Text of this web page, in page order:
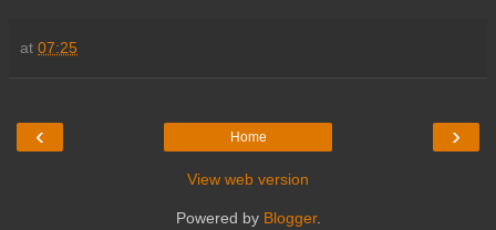
at 07:25
‹ ›
Home
View web version
Powered by Blogger.